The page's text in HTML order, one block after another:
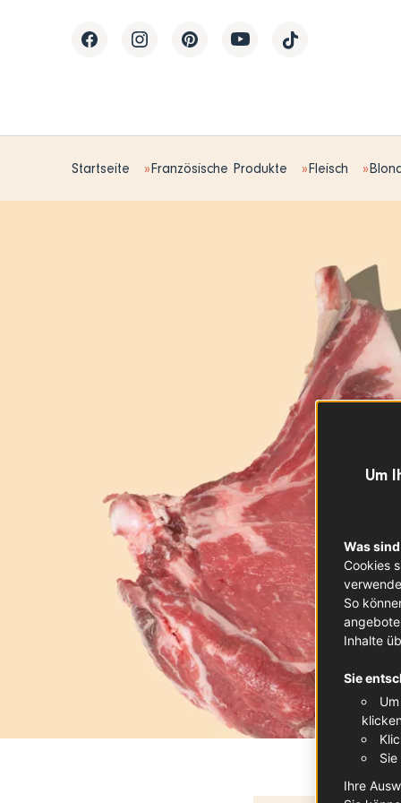
Startseite Französische Produkte Fleisch
Um
Was
Cookies
So
Inhalte
Sie
Ihre